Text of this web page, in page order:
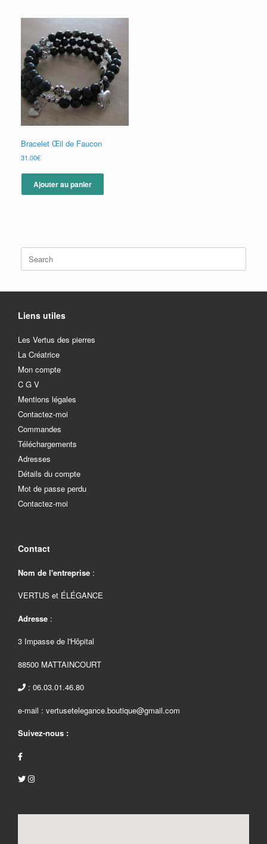
Les
peuvent
être
choisies
sur
la
page
du
Bracelet Œil de Faucon
31.00€
Ajouter au panier
Search
for:
Liens utiles
Les Vertus des pierres
La Créatrice
Mon compte
C G V
Mentions légales
Contactez-moi
Commandes
Téléchargements
Adresses
Détails du compte
Mot de passe perdu
Contactez-moi
Contact
Nom de l'entreprise :
VERTUS et ÉLÉGANCE
Adresse :
3 Impasse de l'Hôpital
88500 MATTAINCOURT
: 06.03.01.46.80
e-mail : vertusetelegance.boutique@gmail.com
Suivez-nous :